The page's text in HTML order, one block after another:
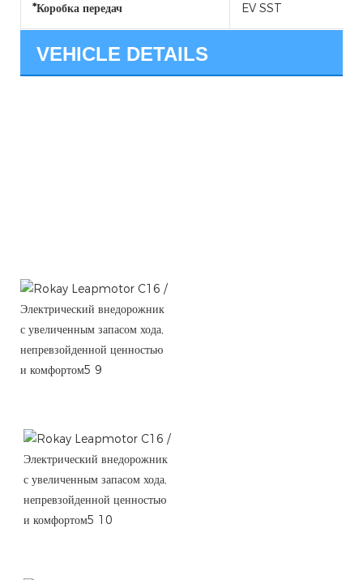
*Коробка передач EV SST
VEHICLE DETAILS